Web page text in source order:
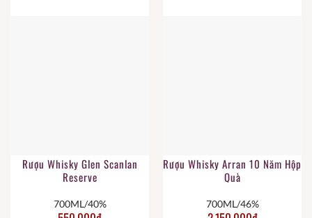
Rượu Whisky Glen Scanlan
Reserve
700ML/40%
Rượu Whisky Arran 10 Năm Hộp
Quà
700ML/46%